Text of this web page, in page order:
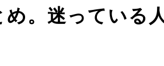
め。迷っている